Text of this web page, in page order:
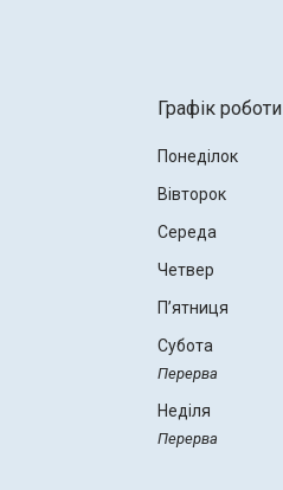
Графік роботи
Понеділок
Вівторок
Середа
Четвер
Пʼятниця
Субота
Неділя